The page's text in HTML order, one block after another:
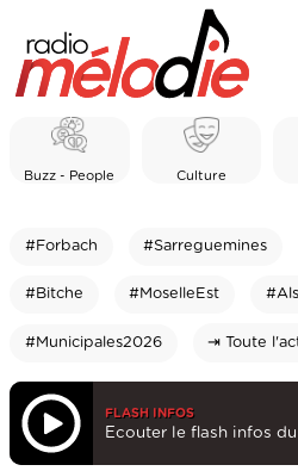
Buzz - People Culture
#Forbach #Sarreguemines
#Bitche #MoselleEst
#Municipales2026 ⇥ Toute
FLASH INFOS
Ecouter le flash infos